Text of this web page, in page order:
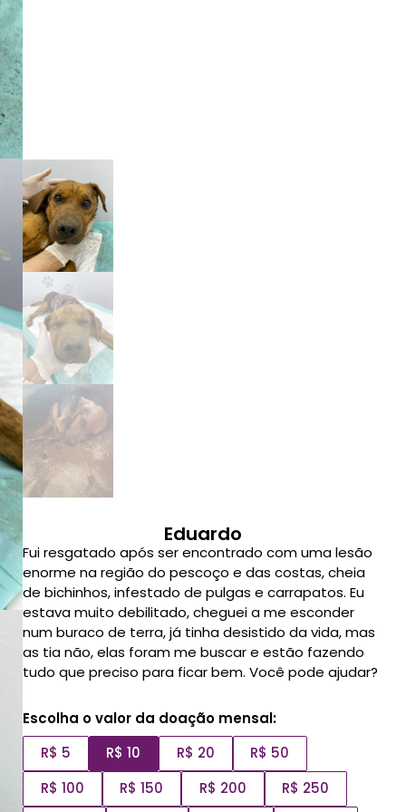
Eduardo
Fui resgatado após ser encontrado com uma lesão
enorme na região do pescoço e das costas, cheia
de bichinhos, infestado de pulgas e carrapatos. Eu
estava muito debilitado, cheguei a me esconder
num buraco de terra, já tinha desistido da vida, mas
as tia não, elas foram me buscar e estão fazendo
tudo que preciso para ficar bem. Você pode ajudar?
Escolha o valor da doação mensal:
R$ 5
R$ 10 R$ 20
R$ 50
R$ 100
R$ 150 R$ 200 R$ 250